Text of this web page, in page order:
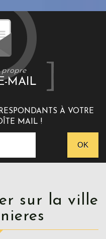
propre
MAIL
À VOTRE
MAIL !
OK